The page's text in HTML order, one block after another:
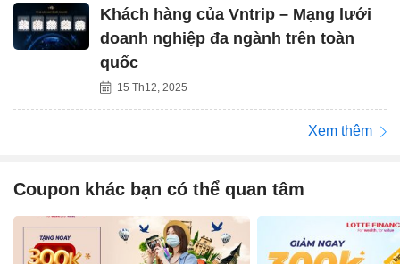
Khách hàng của Vntrip – Mạng lưới
doanh nghiệp đa ngành trên toàn
quốc
15 Th12, 2025
Xem thêm
Coupon khác bạn có thể quan tâm